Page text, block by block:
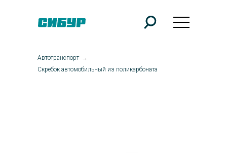
Автотранспорт →
Скребок автомобильный из поликарбоната